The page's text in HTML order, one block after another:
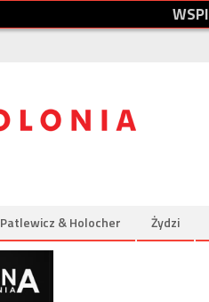
WSPI
Patlewicz & Holocher Żydzi